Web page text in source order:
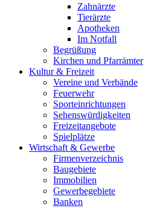
Zahnärzte
Tierärzte
Apotheken
Im Notfall
Begrüßung
Kirchen und Pfarrämter
Kultur & Freizeit
Vereine und Verbände
Feuerwehr
Sporteinrichtungen
Sehenswürdigkeiten
Freizeitangebote
Spielplätze
Wirtschaft & Gewerbe
Firmenverzeichnis
Baugebiete
Immobilien
Gewerbegebiete
Banken